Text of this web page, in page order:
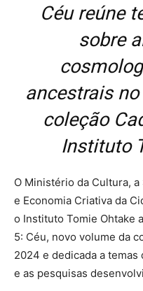
Céu reúne
sobre
ancestrais
coleção
Instituto
O Ministério da Cultura,
e Economia Criativa da
o Instituto Tomie Ohtake
5: Céu, novo volume da
2024 e dedicada a
e as pesquisas